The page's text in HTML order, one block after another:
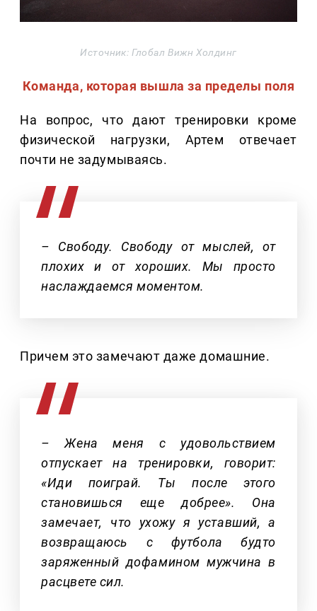
Источник: Глобал Вижн Холдинг
Команда, которая вышла за пределы поля
На вопрос, что дают тренировки кроме
физической нагрузки, Артем отвечает
почти не задумываясь.
– Свободу. Свободу от мыслей, от
плохих и от хороших. Мы просто
наслаждаемся моментом.
Причем это замечают даже домашние.
– Жена меня с удовольствием
отпускает на тренировки, говорит:
«Иди поиграй. Ты после этого
становишься еще добрее». Она
замечает, что ухожу я уставший, а
возвращаюсь с футбола будто
заряженный дофамином мужчина в
расцвете сил.